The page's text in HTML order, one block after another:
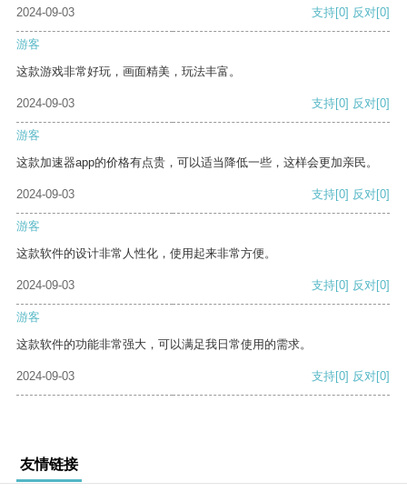
2024-09-03
支持[0] 反对[0]
游客
这款游戏非常好玩，画面精美，玩法丰富。
2024-09-03 支持[0] 反对[0]
游客
这款加速器app的价格有点贵，可以适当降低一些，这样会更加亲民。
2024-09-03 支持[0] 反对[0]
游客
这款软件的设计非常人性化，使用起来非常方便。
2024-09-03 支持[0] 反对[0]
游客
这款软件的功能非常强大，可以满足我日常使用的需求。
2024-09-03 支持[0] 反对[0]
友情链接